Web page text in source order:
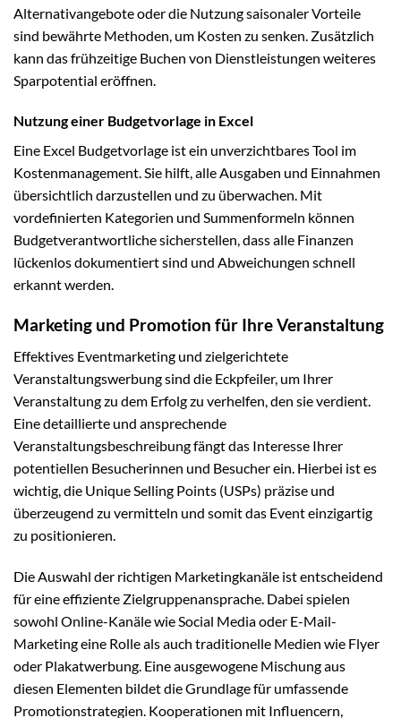
Alternativangebote oder die Nutzung saisonaler Vorteile
sind bewährte Methoden, um Kosten zu senken. Zusätzlich
kann das frühzeitige Buchen von Dienstleistungen weiteres
Sparpotential eröffnen.
Nutzung einer Budgetvorlage in Excel
Eine Excel Budgetvorlage ist ein unverzichtbares Tool im
Kostenmanagement. Sie hilft, alle Ausgaben und Einnahmen
übersichtlich darzustellen und zu überwachen. Mit
vordefinierten Kategorien und Summenformeln können
Budgetverantwortliche sicherstellen, dass alle Finanzen
lückenlos dokumentiert sind und Abweichungen schnell
erkannt werden.
Marketing und Promotion für Ihre Veranstaltung
Effektives Eventmarketing und zielgerichtete
Veranstaltungswerbung sind die Eckpfeiler, um Ihrer
Veranstaltung zu dem Erfolg zu verhelfen, den sie verdient.
Eine detaillierte und ansprechende
Veranstaltungsbeschreibung fängt das Interesse Ihrer
potentiellen Besucherinnen und Besucher ein. Hierbei ist es
wichtig, die Unique Selling Points (USPs) präzise und
überzeugend zu vermitteln und somit das Event einzigartig
zu positionieren.
Die Auswahl der richtigen Marketingkanäle ist entscheidend
für eine effiziente Zielgruppenansprache. Dabei spielen
sowohl Online-Kanäle wie Social Media oder E-Mail-
Marketing eine Rolle als auch traditionelle Medien wie Flyer
oder Plakatwerbung. Eine ausgewogene Mischung aus
diesen Elementen bildet die Grundlage für umfassende
Promotionstrategien. Kooperationen mit Influencern,